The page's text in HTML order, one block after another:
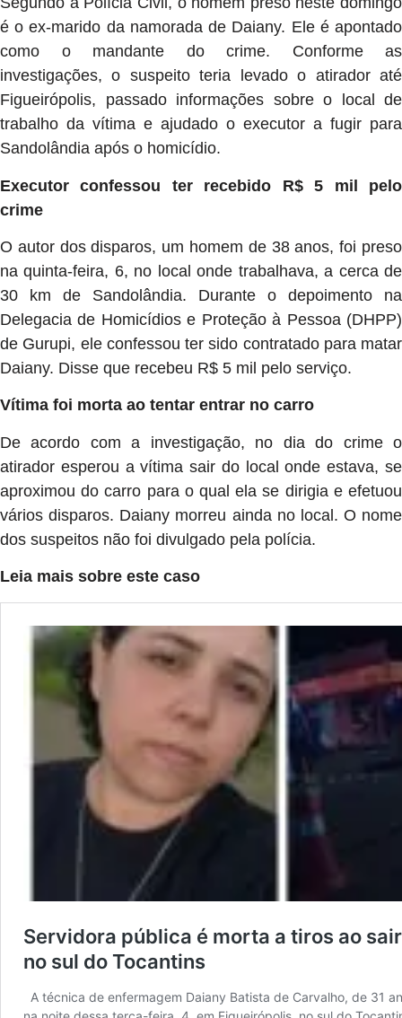
é o ex-marido da namorada de Daiany. Ele é apontado
como o mandante do crime. Conforme as
investigações, o suspeito teria levado o atirador até
Figueirópolis, passado informações sobre o local de
trabalho da vítima e ajudado o executor a fugir para
Sandolândia após o homicídio.
Executor confessou ter recebido R$ 5 mil pelo
crime
O autor dos disparos, um homem de 38 anos, foi preso
na quinta-feira, 6, no local onde trabalhava, a cerca de
30 km de Sandolândia. Durante o depoimento na
Delegacia de Homicídios e Proteção à Pessoa (DHPP)
de Gurupi, ele confessou ter sido contratado para matar
Daiany. Disse que recebeu R$ 5 mil pelo serviço.
Vítima foi morta ao tentar entrar no carro
De acordo com a investigação, no dia do crime o
atirador esperou a vítima sair do local onde estava, se
aproximou do carro para o qual ela se dirigia e efetuou
vários disparos. Daiany morreu ainda no local. O nome
dos suspeitos não foi divulgado pela polícia.
Leia mais sobre este caso